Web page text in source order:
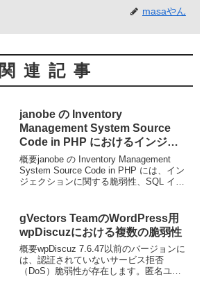
masaやん
関連記事
janobe の Inventory
Management System Source
Code in PHP におけるインジェ
クションに関する脆弱性
概要janobe の Inventory Management
System Source Code in PHP には、イン
ジェクションに関する脆弱性、SQL イン
gVectors TeamのWordPress用
wpDiscuzにおける複数の脆弱性
概要wpDiscuz 7.6.47以前のバージョンに
は、認証されていないサービス拒否
（DoS）脆弱性が存在します。匿名ユー